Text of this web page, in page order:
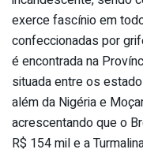
exerce fascínio em
confeccionadas por
é encontrada na
situada entre os
além da Nigéria e
acrescentando que o
R$ 154 mil e a